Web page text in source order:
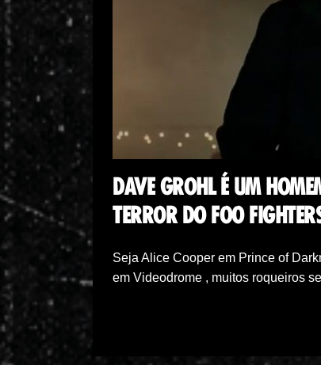
DAVE GROHL É UM
TERROR DO FOO
Seja Alice Cooper em Prince of
em Videodrome , muitos roqueiros